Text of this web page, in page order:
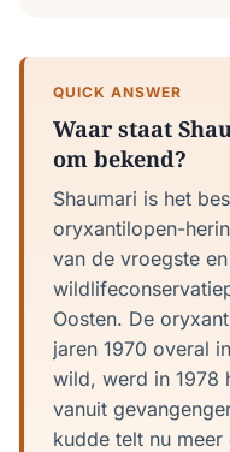
QUICK ANSWER
Waar staat
om bekend?
Shaumari is het
oryxantilopen-
van de vroegste
Oosten. De
jaren 1970 overal
wild, werd in 1978
vanuit
kudde telt nu